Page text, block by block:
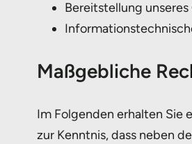
Bereitstellung
Maßgebliche
Im Folgenden erhalten Sie
zur Kenntnis, dass neben